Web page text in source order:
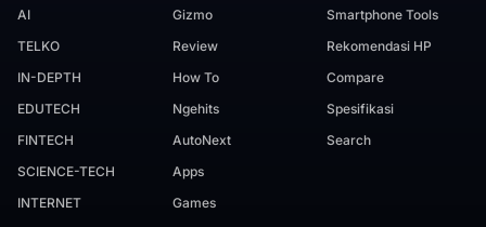
AI
TELKO
IN-DEPTH
EDUTECH
FINTECH
SCIENCE-TECH
INTERNET
Gizmo
Review
How To
Ngehits
AutoNext
Apps
Games
Smartphone Tools
Rekomendasi HP
Compare
Spesifikasi
Search